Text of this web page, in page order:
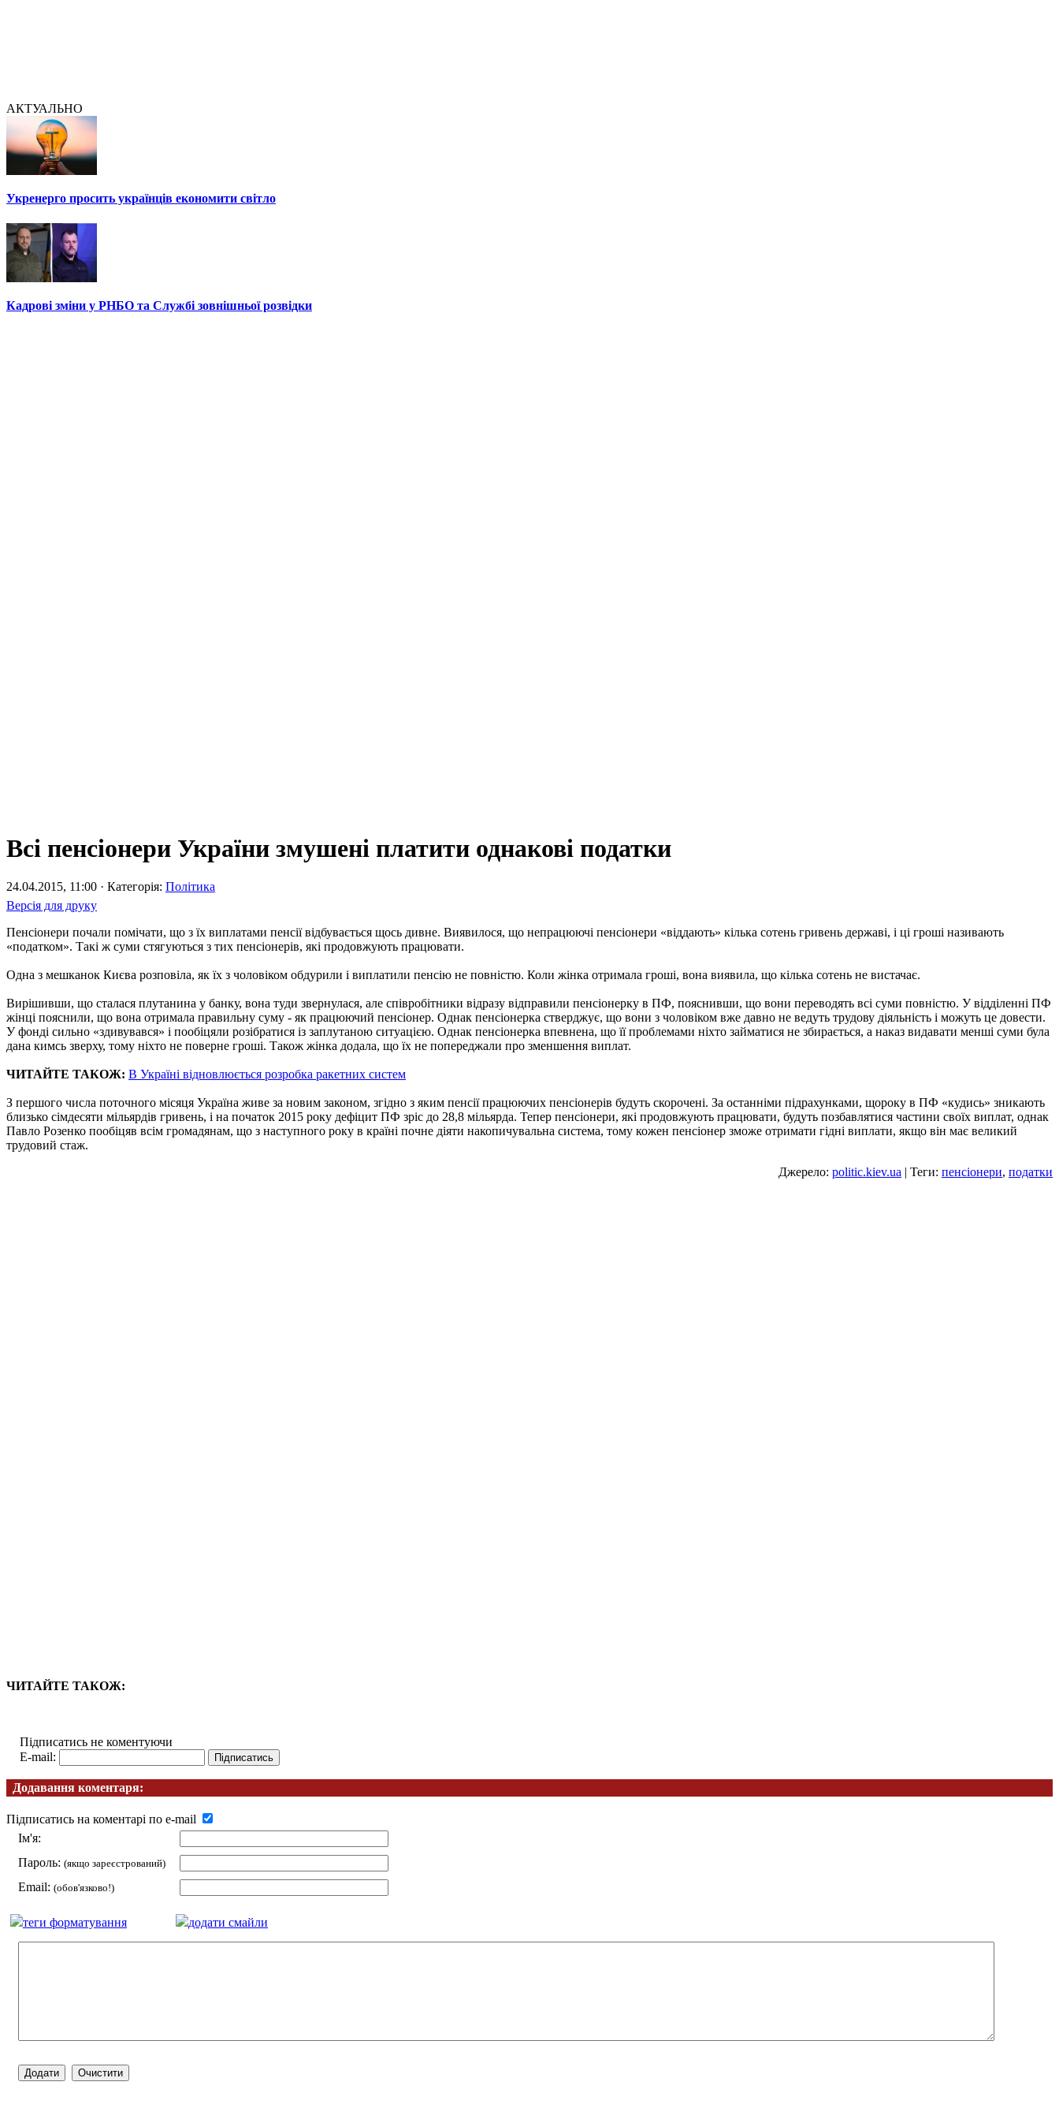
АКТУАЛЬНО
Укренерго просить українців економити світло
Кадрові зміни у РНБО та Службі зовнішньої розвідки
Всі пенсіонери України змушені платити однакові податки
24.04.2015, 11:00 · Категорія: Політика
Версія для друку
Пенсіонери почали помічати, що з їх виплатами пенсії відбувається щось дивне. Виявилося, що непрацюючі пенсіонери «віддають» кілька сотень гривень державі, і ці гроші називають
«податком». Такі ж суми стягуються з тих пенсіонерів, які продовжують працювати.
Одна з мешканок Києва розповіла, як їх з чоловіком обдурили і виплатили пенсію не повністю. Коли жінка отримала гроші, вона виявила, що кілька сотень не вистачає.
Вирішивши, що сталася плутанина у банку, вона туди звернулася, але співробітники відразу відправили пенсіонерку в ПФ, пояснивши, що вони переводять всі суми повністю. У відділенні ПФ
жінці пояснили, що вона отримала правильну суму - як працюючий пенсіонер. Однак пенсіонерка стверджує, що вони з чоловіком вже давно не ведуть трудову діяльність і можуть це довести.
У фонді сильно «здивувався» і пообіцяли розібратися із заплутаною ситуацією. Однак пенсіонерка впевнена, що її проблемами ніхто займатися не збирається, а наказ видавати менші суми була
дана кимсь зверху, тому ніхто не поверне гроші. Також жінка додала, що їх не попереджали про зменшення виплат.
ЧИТАЙТЕ ТАКОЖ: В Україні відновлюється розробка ракетних систем
З першого числа поточного місяця Україна живе за новим законом, згідно з яким пенсії працюючих пенсіонерів будуть скорочені. За останніми підрахунками, щороку в ПФ «кудись» зникають
близько сімдесяти мільярдів гривень, і на початок 2015 року дефіцит ПФ зріс до 28,8 мільярда. Тепер пенсіонери, які продовжують працювати, будуть позбавлятися частини своїх виплат, однак
Павло Розенко пообіцяв всім громадянам, що з наступного року в країні почне діяти накопичувальна система, тому кожен пенсіонер зможе отримати гідні виплати, якщо він має великий
трудовий стаж.
Джерело: politic.kiev.ua | Теги: пенсіонери, податки
ЧИТАЙТЕ ТАКОЖ:
Підписатись не коментуючи
E-mail:
Додавання коментаря:
Підписатись на коментарі по e-mail
Ім'я:
Пароль: (якщо зареєстрований)
Email: (обов'язково!)
теги форматування додати смайли